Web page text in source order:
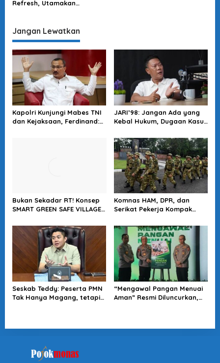
Refresh, Utamakan
Jangan Lewatkan
Kapolri Kunjungi Mabes TNI
dan Kejaksaan, Ferdinand:
JARI’98: Jangan Ada yang
Kebal Hukum, Dugaan Kasus
Tuntas
Bukan Sekadar RT! Konsep
SMART GREEN SAFE VILLAGE
Depan Kota
Komnas HAM, DPR, dan
Serikat Pekerja Kompak
KDMP Diusut
Seskab Teddy: Peserta PMN
Tak Hanya Magang, tetapi
“Mengawal Pangan Menuai
Aman” Resmi Diluncurkan,